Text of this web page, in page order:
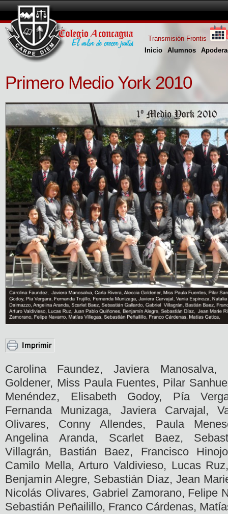
Inicio Alumnos
Transmisión Frontis
Primero Medio York 2010
Carolina Faundez, Javiera
Goldener, Miss Paula Fuentes, Pilar
Menéndez, Elisabeth Godoy, Pía
Fernanda Munizaga, Javiera Carvajal,
Olivares, Conny Allendes, Paula
Angelina Aranda, Scarlet Baez,
Villagrán, Bastián Baez, Francisco
Camilo Mella, Arturo Valdivieso, Lucas
Benjamín Alegre, Sebastián Díaz, Jean
Nicolás Olivares, Gabriel Zamorano, Felipe
Sebastián Peñailillo, Franco Cárdenas,